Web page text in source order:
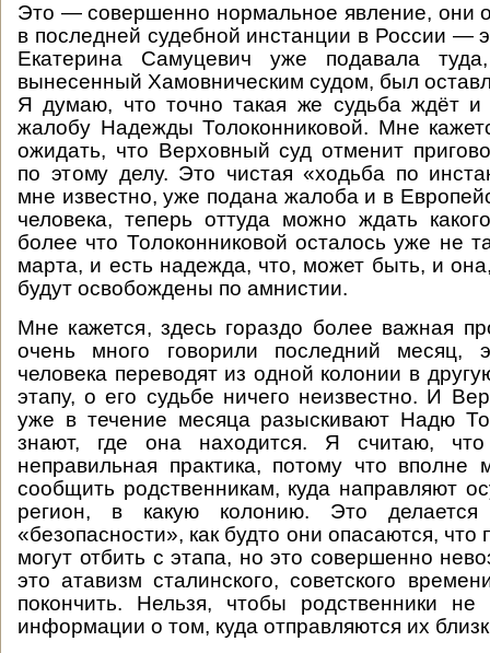
Это — совершенно нормальное явление, они
в последней судебной инстанции в России —
Екатерина Самуцевич уже подавала
вынесенный Хамовническим судом, был
Я думаю, что точно такая же судьба ждёт и
жалобу Надежды Толоконниковой. Мне
ожидать, что Верховный суд отменит
по этому делу. Это чистая «ходьба по
мне известно, уже подана жалоба и в
человека, теперь оттуда можно ждать
более что Толоконниковой осталось уже не
марта, и есть надежда, что, может быть, и
будут освобождены по амнистии.
Мне кажется, здесь гораздо более важная
очень много говорили последний месяц,
человека переводят из одной колонии в
этапу, о его судьбе ничего неизвестно. И
уже в течение месяца разыскивают Надю
знают, где она находится. Я считаю,
неправильная практика, потому что
сообщить родственникам, куда направляют
регион, в какую колонию. Это делается
«безопасности», как будто они опасаются, что
могут отбить с этапа, но это совершенно
это атавизм сталинского, советского
покончить. Нельзя, чтобы родственники не
информации о том, куда отправляются их